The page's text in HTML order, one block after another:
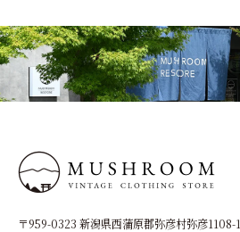
〒959-0323 新潟県西蒲原郡弥彦村弥彦1108-1